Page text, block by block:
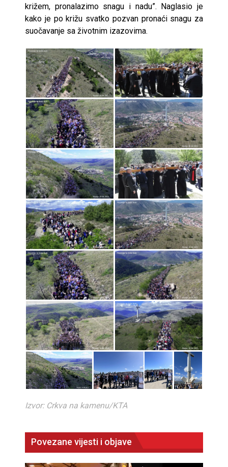
križem, pronalazimo snagu i nadu”. Naglasio je
kako je po križu svatko pozvan pronaći snagu za
suočavanje sa životnim izazovima.
Izvor: Crkva na kamenu/KTA
Povezane vijesti i objave